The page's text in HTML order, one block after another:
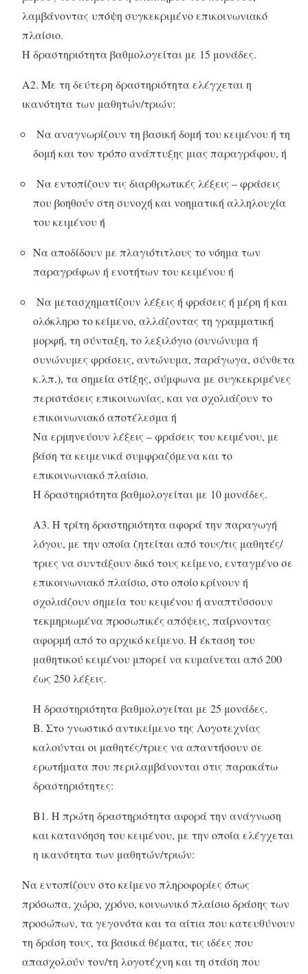
λαμβάνοντας υπόψη συγκεκριμένο επικοινωνιακό
πλαίσιο.
Η δραστηριότητα βαθμολογείται με 15 μονάδες.
Α2. Με τη δεύτερη δραστηριότητα ελέγχεται η
ικανότητα των μαθητών/τριών:
Να αναγνωρίζουν τη βασική δομή του κειμένου ή τη
δομή και τον τρόπο ανάπτυξης μιας παραγράφου, ή
Να εντοπίζουν τις διαρθρωτικές λέξεις – φράσεις
που βοηθούν στη συνοχή και νοηματική αλληλουχία
του κειμένου ή
Να αποδίδουν με πλαγιότιτλους το νόημα των
παραγράφων ή ενοτήτων του κειμένου ή
Να μετασχηματίζουν λέξεις ή φράσεις ή μέρη ή και
ολόκληρο το κείμενο, αλλάζοντας τη γραμματική
μορφή, τη σύνταξη, το λεξιλόγιο (συνώνυμα ή
συνώνυμες φράσεις, αντώνυμα, παράγωγα, σύνθετα
κ.λπ.), τα σημεία στίξης, σύμφωνα με συγκεκριμένες
περιστάσεις επικοινωνίας, και να σχολιάζουν το
επικοινωνιακό αποτέλεσμα ή
Να ερμηνεύουν λέξεις – φράσεις του κειμένου, με
βάση τα κειμενικά συμφραζόμενα και το
επικοινωνιακό πλαίσιο.
Η δραστηριότητα βαθμολογείται με 10 μονάδες.
Α3. Η τρίτη δραστηριότητα αφορά την παραγωγή
λόγου, με την οποία ζητείται από τους/τις μαθητές/
τριες να συντάξουν δικό τους κείμενο, ενταγμένο σε
επικοινωνιακό πλαίσιο, στο οποίο κρίνουν ή
σχολιάζουν σημεία του κειμένου ή αναπτύσσουν
τεκμηριωμένα προσωπικές απόψεις, παίρνοντας
αφορμή από το αρχικό κείμενο. Η έκταση του
μαθητικού κειμένου μπορεί να κυμαίνεται από 200
έως 250 λέξεις.
Η δραστηριότητα βαθμολογείται με 25 μονάδες.
Β. Στο γνωστικό αντικείμενο της Λογοτεχνίας
καλούνται οι μαθητές/τριες να απαντήσουν σε
ερωτήματα που περιλαμβάνονται στις παρακάτω
δραστηριότητες:
Β1. Η πρώτη δραστηριότητα αφορά την ανάγνωση
και κατανόηση του κειμένου, με την οποία ελέγχεται
η ικανότητα των μαθητών/τριών:
Να εντοπίζουν στο κείμενο πληροφορίες όπως
πρόσωπα, χώρο, χρόνο, κοινωνικό πλαίσιο δράσης των
προσώπων, τα γεγονότα και τα αίτια που κατευθύνουν
τη δράση τους, τα βασικά θέματα, τις ιδέες που
απασχολούν τον/τη λογοτέχνη και τη στάση που